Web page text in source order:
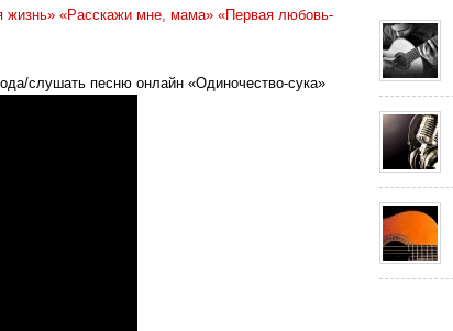
жизнь» «Расскажи мне, мама» «Первая любовь-
слушать песню онлайн «Одиночество-сука»